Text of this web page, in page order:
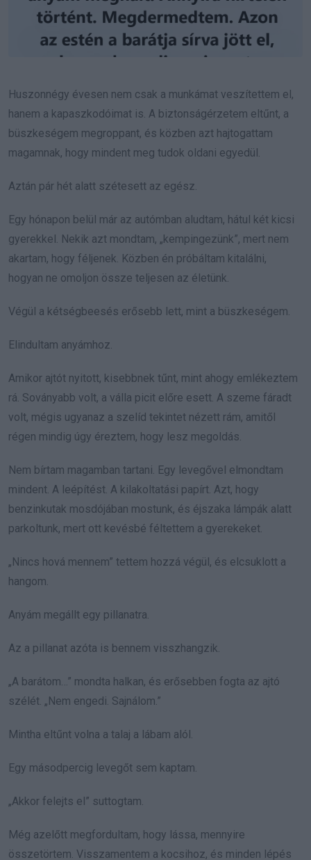
Huszonnégy évesen nem csak a munkámat veszítettem el,
hanem a kapaszkodóimat is. A biztonságérzetem eltűnt, a
büszkeségem megroppant, és közben azt hajtogattam
magamnak, hogy mindent meg tudok oldani egyedül.
Aztán pár hét alatt szétesett az egész.
Egy hónapon belül már az autómban aludtam, hátul két kicsi
gyerekkel. Nekik azt mondtam, „kempingezünk”, mert nem
akartam, hogy féljenek. Közben én próbáltam kitalálni,
hogyan ne omoljon össze teljesen az életünk.
Végül a kétségbeesés erősebb lett, mint a büszkeségem.
Elindultam anyámhoz.
Amikor ajtót nyitott, kisebbnek tűnt, mint ahogy emlékeztem
rá. Soványabb volt, a válla picit előre esett. A szeme fáradt
volt, mégis ugyanaz a szelíd tekintet nézett rám, amitől
régen mindig úgy éreztem, hogy lesz megoldás.
Nem bírtam magamban tartani. Egy levegővel elmondtam
mindent. A leépítést. A kilakoltatási papírt. Azt, hogy
benzinkutak mosdójában mostunk, és éjszaka lámpák alatt
parkoltunk, mert ott kevésbé féltettem a gyerekeket.
„Nincs hová mennem” tettem hozzá végül, és elcsuklott a
hangom.
Anyám megállt egy pillanatra.
Az a pillanat azóta is bennem visszhangzik.
„A barátom…” mondta halkan, és erősebben fogta az ajtó
szélét. „Nem engedi. Sajnálom.”
Mintha eltűnt volna a talaj a lábam alól.
Egy másodpercig levegőt sem kaptam.
„Akkor felejts el” suttogtam.
Még azelőtt megfordultam, hogy lássa, mennyire
összetörtem. Visszamentem a kocsihoz, és minden lépés